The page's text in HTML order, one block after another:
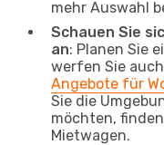
mehr Auswahl
Schauen Sie
an: Planen Sie
werfen Sie
Angebote für
Sie die
möchten,
Mietwagen.